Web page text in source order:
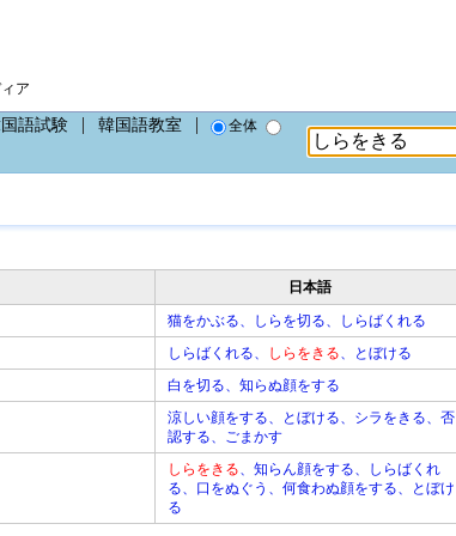
ア
語試験 韓国語教室
全体
日本語
猫をかぶる、しらを切る、しらばくれる
しらばくれる、
しらをきる、とぼける
白を切る、知らぬ顔をする
涼しい顔をする、とぼける、シラをきる、否
認する、ごまかす
しらをきる、知らん顔をする、しらばくれ
る、口をぬぐう、何食わぬ顔をする、とぼけ
る